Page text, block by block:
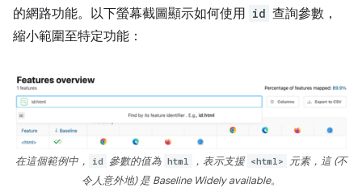
的網路功能。以下螢幕截圖顯示如何使用 id 查詢參數，
縮小範圍至特定功能：
在這個範例中， id 參數的值為 html ，表示支援 <html>
元素，這 (不
令人意外地) 是 Baseline Widely available。